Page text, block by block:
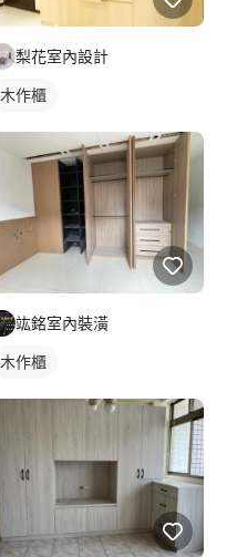
梨花室內設計
木作櫃
竑銘室內裝潢
木作櫃